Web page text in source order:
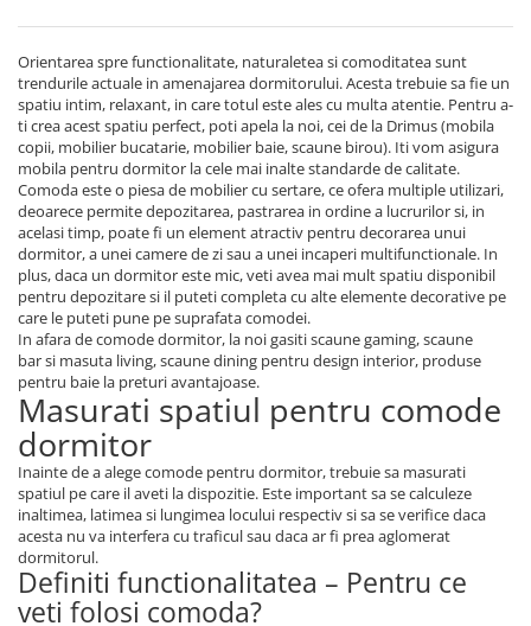
Orientarea spre functionalitate, naturaletea si comoditatea sunt
trendurile actuale in amenajarea dormitorului. Acesta trebuie sa fie un
spatiu intim, relaxant, in care totul este ales cu multa atentie. Pentru a-
ti crea acest spatiu perfect, poti apela la noi, cei de la Drimus (mobila
copii, mobilier bucatarie, mobilier baie, scaune birou). Iti vom asigura
mobila pentru dormitor la cele mai inalte standarde de calitate.
Comoda este o piesa de mobilier cu sertare, ce ofera multiple utilizari,
deoarece permite depozitarea, pastrarea in ordine a lucrurilor si, in
acelasi timp, poate fi un element atractiv pentru decorarea unui
dormitor, a unei camere de zi sau a unei incaperi multifunctionale. In
plus, daca un dormitor este mic, veti avea mai mult spatiu disponibil
pentru depozitare si il puteti completa cu alte elemente decorative pe
care le puteti pune pe suprafata comodei.
In afara de comode dormitor, la noi gasiti scaune gaming, scaune
bar si masuta living, scaune dining pentru design interior, produse
pentru baie la preturi avantajoase.
Masurati spatiul pentru comode
dormitor
Inainte de a alege comode pentru dormitor, trebuie sa masurati
spatiul pe care il aveti la dispozitie. Este important sa se calculeze
inaltimea, latimea si lungimea locului respectiv si sa se verifice daca
acesta nu va interfera cu traficul sau daca ar fi prea aglomerat
dormitorul.
Definiti functionalitatea – Pentru ce
veti folosi comoda?